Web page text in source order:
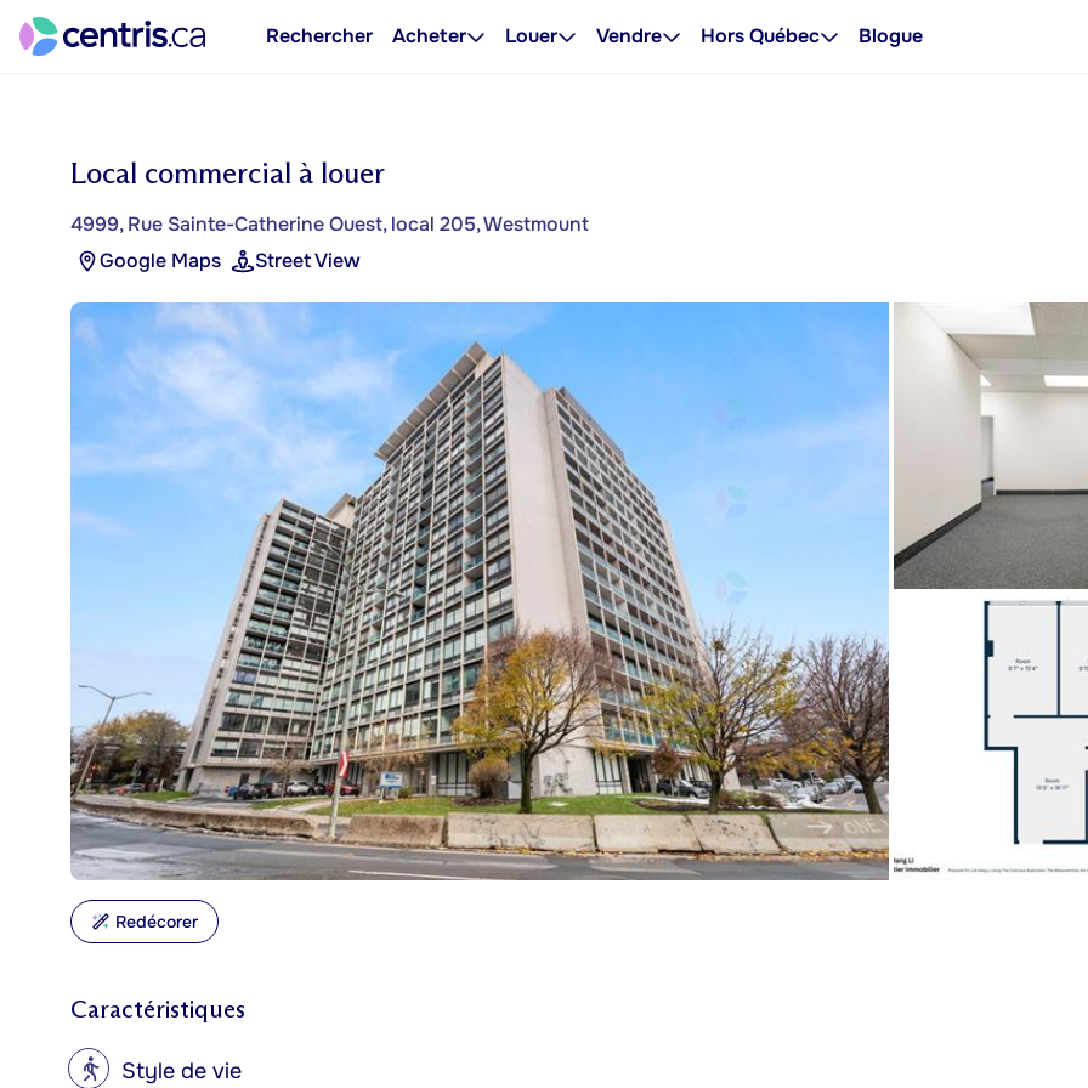
Rechercher Acheter Louer Vendre Hors Québec Blogue
Local commercial à louer
4999, Rue Sainte-Catherine Ouest, local 205, Westmount
Google Maps
Street View
Redécorer
Caractéristiques
? Style de vie